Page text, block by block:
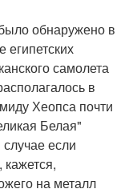
обнаружено в
самолета
в
Хеопса почти
Белая"
если
на металл